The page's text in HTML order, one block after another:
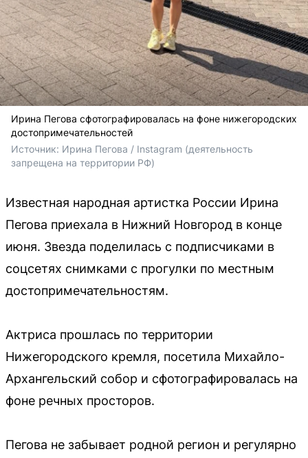
Ирина Пегова сфотографировалась на фоне нижегородских
достопримечательностей
Источник: Ирина Пегова / Instagram (деятельность
запрещена на территории РФ)
Известная народная артистка России Ирина
Пегова приехала в Нижний Новгород в конце
июня. Звезда поделилась с подписчиками в
соцсетях снимками с прогулки по местным
достопримечательностям.
Актриса прошлась по территории
Нижегородского кремля, посетила Михайло-
Архангельский собор и сфотографировалась на
фоне речных просторов.
Пегова не забывает родной регион и регулярно